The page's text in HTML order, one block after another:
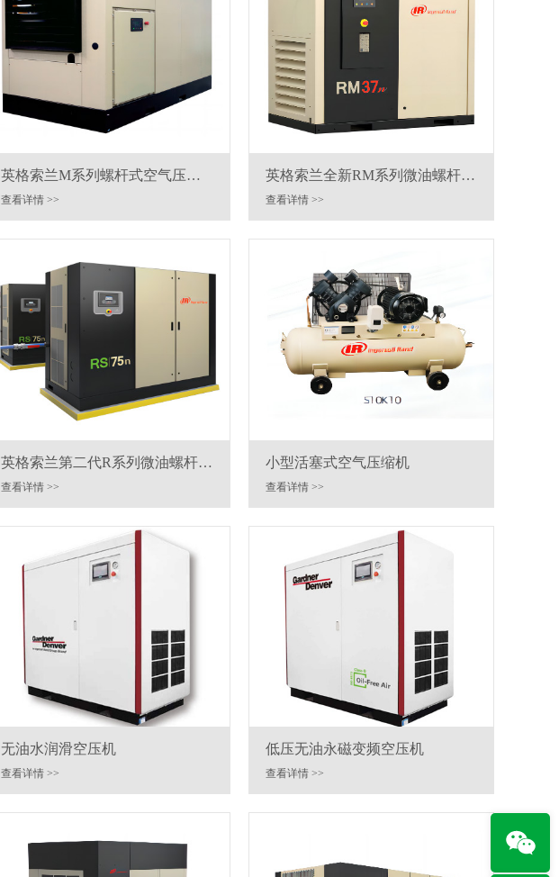
英格索兰M系列螺杆式空气压缩
机
查看详情 >>
英格索兰全新RM系列微油螺杆空
压机15-75kw
查看详情 >>
英格索兰第二代R系列微油螺杆空
压机
查看详情 >>
小型活塞式空气压缩机
查看详情 >>
无油水润滑空压机
查看详情 >>
低压无油永磁变频空压机
查看详情 >>